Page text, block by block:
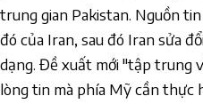
trung gian Pakistan. Nguồn
đó của Iran, sau đó Iran sửa
dạng. Đề xuất mới "tập trung
lòng tin mà phía Mỹ cần thực